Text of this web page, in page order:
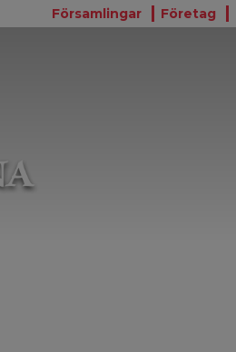
Församlingar Företag